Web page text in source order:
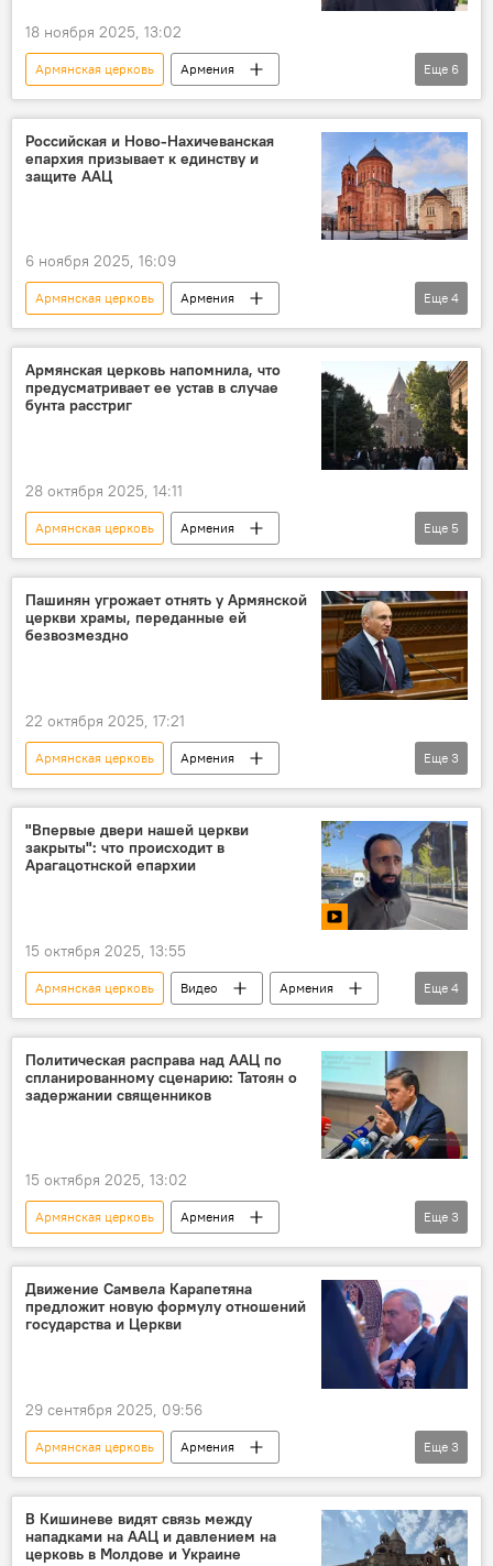
18 ноября 2025, 13:02
Армянская церковь
Армения
Новости Армения
Политика
Общество
иерей Есаи Артенян
выборы
Католикос Всех армян Гарегин II
Еще 6
Российская и Ново-Нахичеванская
епархия призывает к единству и
защите ААЦ
6 ноября 2025, 16:09
Армянская церковь
Армения
Российская и Ново-Нахичеванская епархия ААЦ
заявление
Политика
Новости Армения
Еще 4
Армянская церковь напомнила, что
предусматривает ее устав в случае
бунта расстриг
28 октября 2025, 14:11
Армянская церковь
Армения
Новости Армения
Политика
бунт
устав
Общество
Еще 5
Пашинян угрожает отнять у Армянской
церкви храмы, переданные ей
безвозмездно
22 октября 2025, 17:21
Армянская церковь
Армения
Новости Армения
Политика
Пашинян Никол
Еще 3
"Впервые двери нашей церкви
закрыты": что происходит в
Арагацотнской епархии
15 октября 2025, 13:55
Армянская церковь Видео
Армения
Новости Армения
ААЦ
преследования
Еще 4
Политическая расправа над ААЦ по
спланированному сценарию: Татоян о
задержании священников
15 октября 2025, 13:02
Армянская церковь
Армения
Новости Армения
Арман Татоян
ААЦ
Еще 3
Движение Самвела Карапетяна
предложит новую формулу отношений
государства и Церкви
29 сентября 2025, 09:56
Армянская церковь
Армения
Самвел Карапетян
Политика
Новости Армения
Еще 3
В Кишиневе видят связь между
нападками на ААЦ и давлением на
церковь в Молдове и Украине